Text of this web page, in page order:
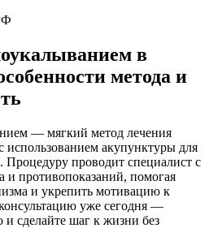
в
метода и
— мягкий метод лечения
использованием акупунктуры для
Процедуру проводит специалист с
и противопоказаний, помогая
и укрепить мотивацию к
уже сегодня —
сделайте шаг к жизни без